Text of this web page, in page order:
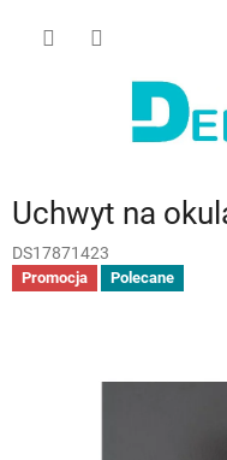
Uchwyt na
DS17871423
Promocja Polecane